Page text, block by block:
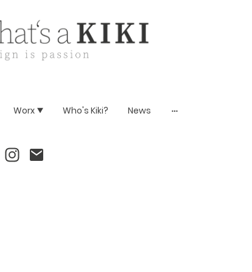
Worx Who's Kiki? News